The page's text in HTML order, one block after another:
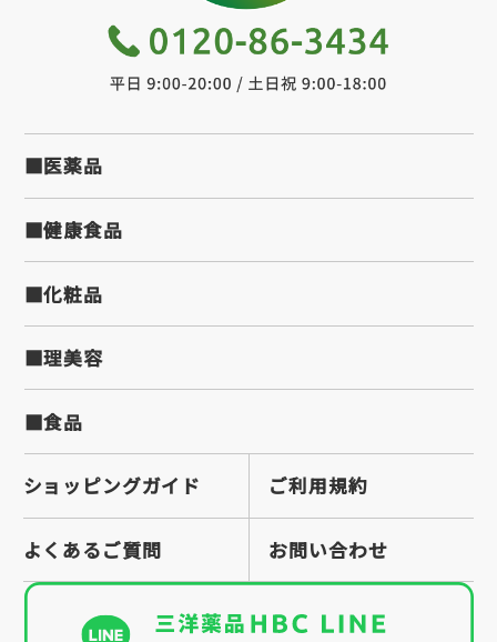
■医薬品
■健康食品
■化粧品
■理美容
■食品
ショッピングガイド ご利用規約
よくあるご質問 お問い合わせ